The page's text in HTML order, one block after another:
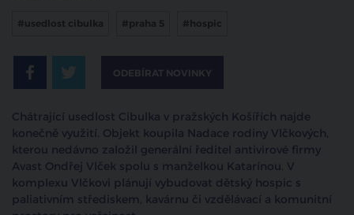
#usedlost cibulka #praha 5 #hospic
ODEBÍRAT NOVINKY
Chátrající usedlost Cibulka v pražských Košířích najde
konečně využití. Objekt koupila Nadace rodiny Vlčkových,
kterou nedávno založil generální ředitel antivirové firmy
Avast Ondřej Vlček spolu s manželkou Katarínou. V
komplexu Vlčkovi plánují vybudovat dětský hospic s
paliativním střediskem, kavárnu či vzdělávací a komunitní